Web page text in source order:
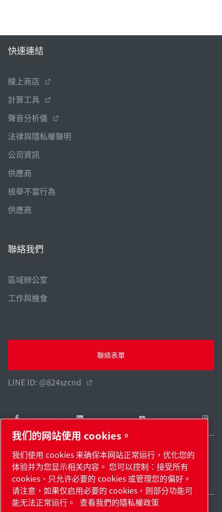
快速連結
線上商店
計算工具
聲音分析儀
法律與隱私權聲明
公司資訊
供應商
檢舉不當行為
供應商
聯絡我們
區域辦公室
工作與機會
聯絡表單
LINE ID: @824szcnd
網站地圖管理 cookies© 2026 著作權。
Taiwan / ZH
我们的网站使用 cookies。
我们使用 cookies 来确保本网站正常运行，优化您的
体验并为您显示相关内容。 您可以控制：接受所有
cookies、只允许必要的 cookies 或管理您的偏好。
请注意，如果仅启用必要的 cookies，则部分功能可
能无法正常运行。
查看我們的隱私權政策